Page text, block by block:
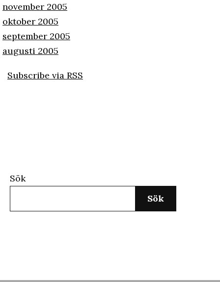
november 2005
oktober 2005
september 2005
augusti 2005
Subscribe via RSS
Sök
Sök